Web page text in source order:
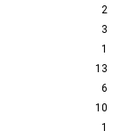
2
3
1
13
6
10
1